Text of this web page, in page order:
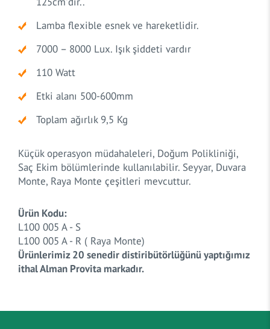
Lamba flexible esnek ve hareketlidir.
7000 – 8000 Lux. Işık şiddeti vardır
110 Watt
Etki alanı 500-600mm
Toplam ağırlık 9,5 Kg
Küçük operasyon müdahaleleri, Doğum Polikliniği,
Saç Ekim bölümlerinde kullanılabilir. Seyyar, Duvara
Monte, Raya Monte çeşitleri mevcuttur.
Ürün Kodu:
L100 005 A - S
L100 005 A - R ( Raya Monte)
Ürünlerimiz 20 senedir distiribütörlüğünü yaptığımız
ithal Alman Provita markadır.